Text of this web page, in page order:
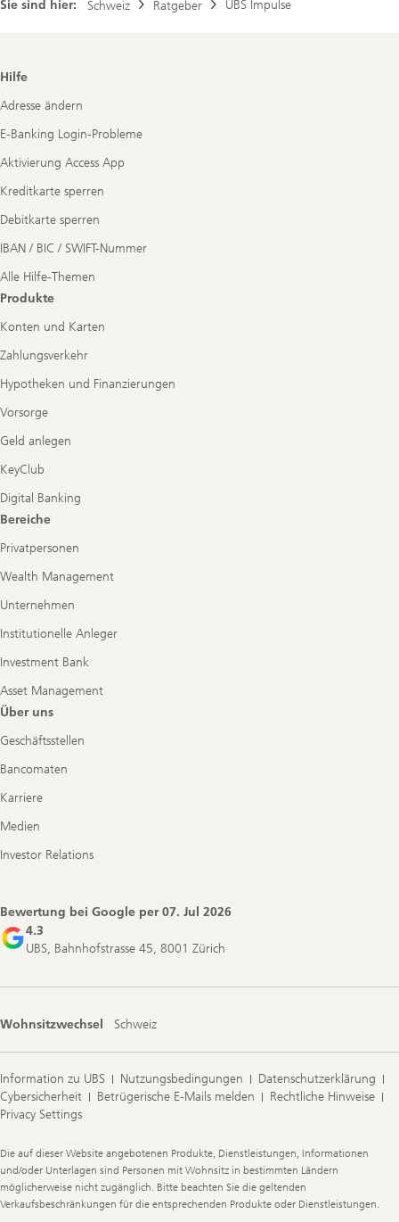
Sie sind hier: Schweiz Ratgeber UBS Impulse
Footer
Hilfe
Adresse ändern
E-Banking Login-Probleme
Aktivierung Access App
Kreditkarte sperren
Debitkarte sperren
IBAN / BIC / SWIFT-Nummer
Alle Hilfe-Themen
Produkte
Konten und Karten
Zahlungsverkehr
Hypotheken und Finanzierungen
Vorsorge
Geld anlegen
KeyClub
Digital Banking
Bereiche
Privatpersonen
Wealth Management
Unternehmen
Institutionelle Anleger
Investment Bank
Asset Management
Über uns
Geschäftsstellen
Bancomaten
Karriere
Medien
Investor Relations
Bewertung bei Google per07. Jul 2026
4.3
UBS, Bahnhofstrasse 45, 8001 Zürich
Wohnsitzwechsel Schweiz
Information zu UBS Nutzungsbedingungen
Datenschutzerklärung
Cybersicherheit
Betrügerische E-Mails melden
Rechtliche Hinweise
Privacy Settings
Legal
Information
Die auf dieser Website angebotenen Produkte, Dienstleistungen, Informationen
und/oder Unterlagen sind Personen mit Wohnsitz in bestimmten Ländern
möglicherweise nicht zugänglich. Bitte beachten Sie die geltenden
Verkaufsbeschränkungen für die entsprechenden Produkte oder Dienstleistungen.